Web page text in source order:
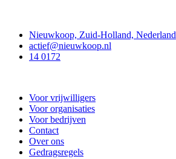
Nieuwkoop, Zuid-Holland, Nederland
actief@nieuwkoop.nl
14 0172
Voor vrijwilligers
Voor organisaties
Voor bedrijven
Contact
Over ons
Gedragsregels